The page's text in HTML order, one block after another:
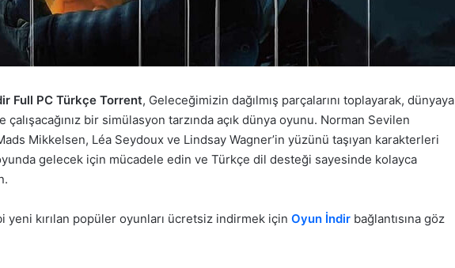
Full PC Türkçe Torrent, Geleceğimizin dağılmış parçalarını toplayarak, dünyaya
bir simülasyon tarzında açık dünya oyunu. Norman Sevilen
Mikkelsen, Léa Seydoux ve Lindsay Wagner’in yüzünü taşıyan karakterleri
gelecek için mücadele edin ve Türkçe dil desteği sayesinde kolayca
yeni kırılan popüler oyunları ücretsiz indirmek için Oyun İndir bağlantısına göz